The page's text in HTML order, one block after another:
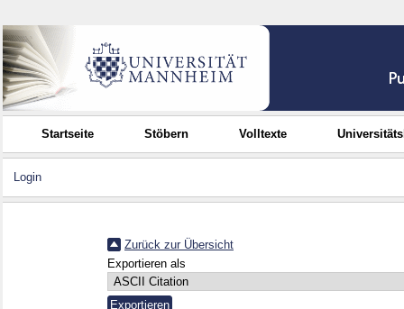
Startseite Stöbern Volltexte
Login
Zurück zur Übersicht
Exportieren als